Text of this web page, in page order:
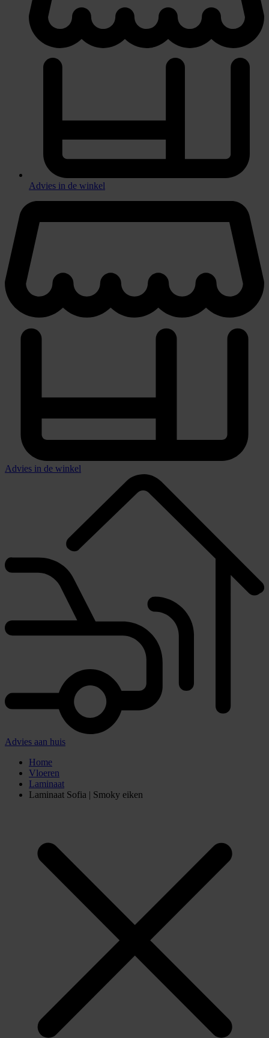
Advies in de winkel
Advies in de winkel
Advies aan huis
Home
Vloeren
Laminaat
Laminaat Sofia | Smoky eiken